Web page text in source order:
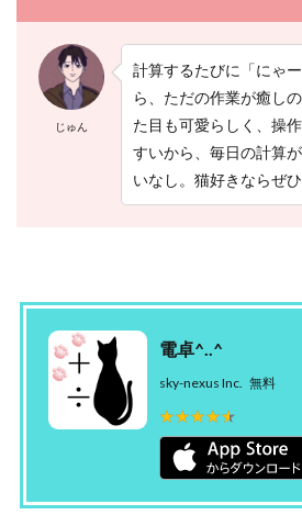
じゅん
計算するたびに「にゃ
ら、ただの作業が癒し
た目も可愛らしく、操
すいから、毎日の計算
いなし。猫好きならぜ
電卓^..^
sky-nexus Inc. 無料
★★★★★
★★★★★